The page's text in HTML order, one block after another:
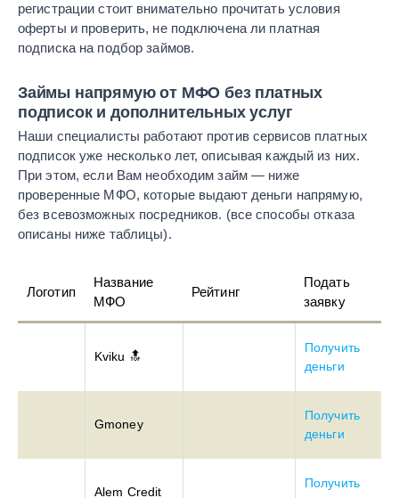
регистрации стоит внимательно прочитать условия
оферты и проверить, не подключена ли платная
подписка на подбор займов.
Займы напрямую от МФО без платных
подписок и дополнительных услуг
Наши специалисты работают против сервисов платных
подписок уже несколько лет, описывая каждый из них.
При этом, если Вам необходим займ — ниже
проверенные МФО, которые выдают деньги напрямую,
без всевозможных посредников. (все способы отказа
описаны ниже таблицы).
Логотип
Название
МФО
Рейтинг
Подать
заявку
Kviku 🔝
Получить
деньги
Gmoney
Получить
деньги
Alem Credit
Получить